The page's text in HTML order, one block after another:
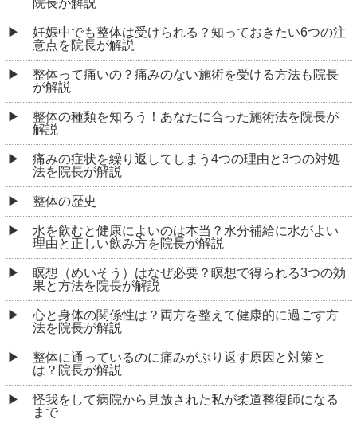
院長が解説
妊娠中でも整体は受けられる？知っておきたい6つの注
意点を院長が解説
整体って痛いの？痛みのない施術を受ける方法も院長
が解説
整体の種類を知ろう！あなたに合った施術法を院長が
解説
痛みの症状を繰り返してしまう4つの理由と3つの対処
法を院長が解説
整体の歴史
水を飲むと健康によいのは本当？水分補給に水がよい
理由と正しい飲み方を院長が解説
瞑想（めいそう）はなぜ必要？瞑想で得られる3つの効
果と方法を院長が解説
心と身体の関係性は？両方を整えて健康的に過ごす方
法を院長が解説
整体に通っているのに痛みがぶり返す原因と対策と
は？院長が解説
怪我をして病院から見放された私が柔道整復師になる
まで